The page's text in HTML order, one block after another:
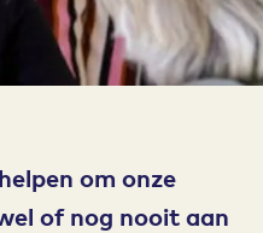
om onze
of nog nooit aan